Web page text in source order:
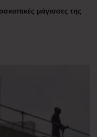
μάγισσες της